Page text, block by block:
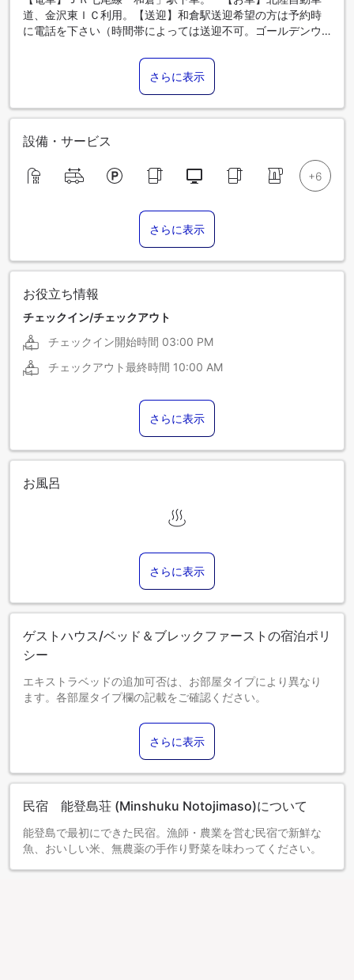
道、金沢東ＩＣ利用。【送迎】和倉駅送迎希望の方は予約時
に電話を下さい（時間帯によっては送迎不可。ゴールデンウ
さらに表示
設備・サービス
さらに表示
お役立ち情報
チェックイン/チェックアウト
チェックイン開始時間 03:00 PM
チェックアウト最終時間 10:00 AM
さらに表示
お風呂
さらに表示
ゲストハウス/ベッド＆ブレックファーストの宿泊ポリ
シー
エキストラベッドの追加可否は、お部屋タイプにより異なり
ます。各部屋タイプ欄の記載をご確認ください。
さらに表示
民宿 能登島荘 (Minshuku Notojimaso)について
能登島で最初にできた民宿。漁師・農業を営む民宿で新鮮な
魚、おいしい米、無農薬の手作り野菜を味わってください。